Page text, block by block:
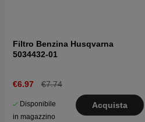
Filtro Benzina Husqvarna
5034432-01
€6.97 €7.74
Disponibile
in magazzino
Acquista